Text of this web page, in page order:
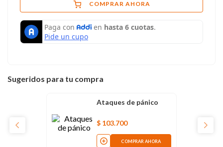
COMPRAR AHORA
Sugeridos para tu compra
Ataques de pánico
$ 103.700
COMPRAR AHORA